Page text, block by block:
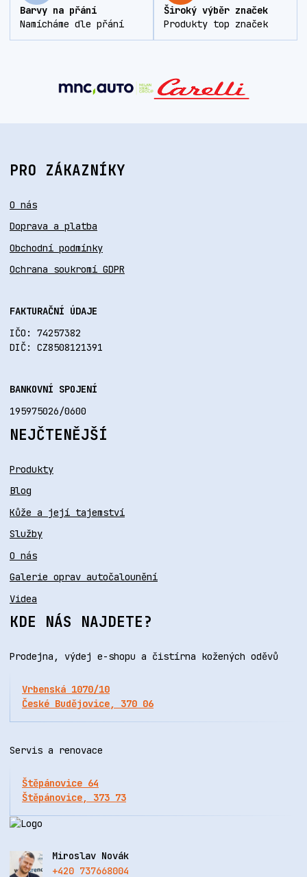
Barvy na přání
Namícháme dle přání
Široký výběr značek
Produkty top značek
PRO ZÁKAZNÍKY
O nás
Doprava a platba
Obchodní podmínky
Ochrana soukromí GDPR
FAKTURAČNÍ ÚDAJE
IČO: 74257382
DIČ: CZ8508121391
BANKOVNÍ SPOJENÍ
195975026/0600
NEJČTENĚJŠÍ
Produkty
Blog
Kůže a její tajemství
Služby
O nás
Galerie oprav autočalounění
Videa
KDE NÁS NAJDETE?
Prodejna, výdej e-shopu a čistírna kožených oděvů
Vrbenská 1070/10
České Budějovice, 370 06
Servis a renovace
Štěpánovice 64
Štěpánovice, 373 73
Miroslav Novák
+420 737668004